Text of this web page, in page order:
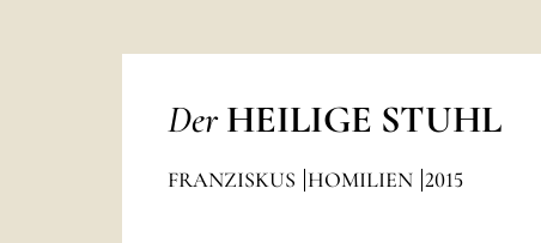
Der HEILIGE STUHL
FRANZISKUS HOMILIEN 2015